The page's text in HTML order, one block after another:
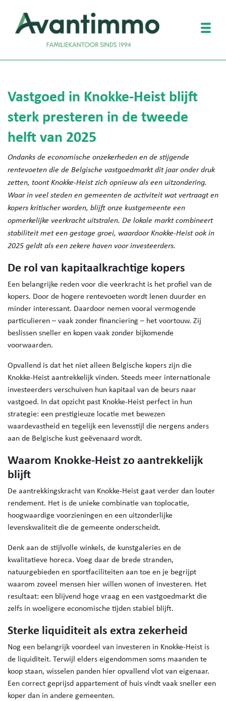
Vastgoed in Knokke-Heist blijft
sterk presteren in de tweede
helft van 2025
Ondanks de economische onzekerheden en de stijgende
rentevoeten die de Belgische vastgoedmarkt dit jaar onder druk
zetten, toont Knokke-Heist zich opnieuw als een uitzondering.
Waar in veel steden en gemeenten de activiteit wat vertraagt en
kopers kritischer worden, blijft onze kustgemeente een
opmerkelijke veerkracht uitstralen. De lokale markt combineert
stabiliteit met een gestage groei, waardoor Knokke-Heist ook in
2025 geldt als een zekere haven voor investeerders.
De rol van kapitaalkrachtige kopers
Een belangrijke reden voor die veerkracht is het profiel van de
kopers. Door de hogere rentevoeten wordt lenen duurder en
minder interessant. Daardoor nemen vooral vermogende
particulieren – vaak zonder financiering – het voortouw. Zij
beslissen sneller en kopen vaak zonder bijkomende
voorwaarden.
Opvallend is dat het niet alleen Belgische kopers zijn die
Knokke-Heist aantrekkelijk vinden. Steeds meer internationale
investeerders verschuiven hun kapitaal van de beurs naar
vastgoed. In dat opzicht past Knokke-Heist perfect in hun
strategie: een prestigieuze locatie met bewezen
waardevastheid en tegelijk een levensstijl die nergens anders
aan de Belgische kust geëvenaard wordt.
Waarom Knokke-Heist zo aantrekkelijk
blijft
De aantrekkingskracht van Knokke-Heist gaat verder dan louter
rendement. Het is de unieke combinatie van toplocatie,
hoogwaardige voorzieningen en een uitzonderlijke
levenskwaliteit die de gemeente onderscheidt.
Denk aan de stijlvolle winkels, de kunstgaleries en de
kwalitatieve horeca. Voeg daar de brede stranden,
natuurgebieden en sportfaciliteiten aan toe en je begrijpt
waarom zoveel mensen hier willen wonen of investeren. Het
resultaat: een blijvend hoge vraag en een vastgoedmarkt die
zelfs in woeligere economische tijden stabiel blijft.
Sterke liquiditeit als extra zekerheid
Nog een belangrijk voordeel van investeren in Knokke-Heist is
de liquiditeit. Terwijl elders eigendommen soms maanden te
koop staan, wisselen panden hier opvallend vlot van eigenaar.
Een correct geprijsd appartement of huis vindt vaak sneller een
koper dan in andere gemeenten.